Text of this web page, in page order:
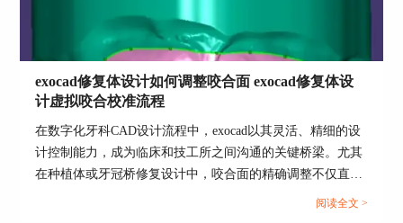
想要恢复被撤销的操作，这个快捷键就派上用场
Ctrl+S： 保存当前工作。当你的设计达到一个阶段
性成果时，用这个快捷键可以快速保存你的设计，
避免意外发生。
空格键： 切换工具。这个快捷键可以让你在不同
exocad修复体设计如何调整咬合面 exocad修复体设
计虚拟咬合校准流程
在数字化牙科CAD设计流程中，exocad以其灵活、精细的设
计控制能力，成为临床和技工所之间沟通的关键桥梁。尤其
在种植体或牙冠桥修复设计中，咬合面的精确调整不仅直接
影响咀嚼功能，也关系到舒适度和长期稳定性。通过exocad
阅读全文 >